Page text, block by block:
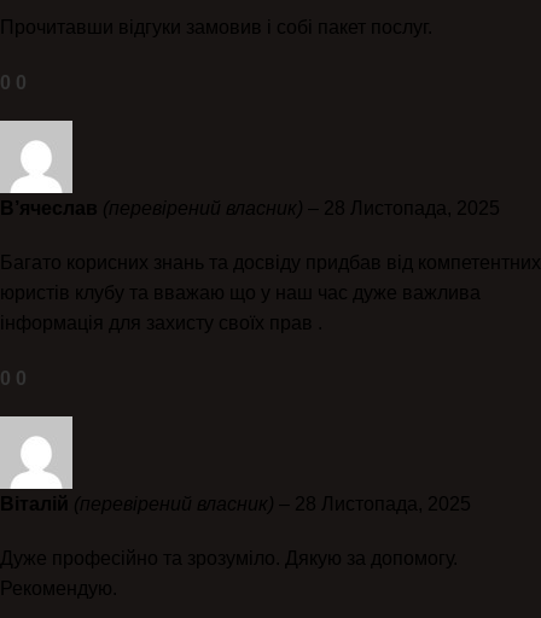
Прочитавши відгуки замовив і собі пакет послуг.
0 0
В’ячеслав (перевірений власник) – 28 Листопада, 2025
Багато корисних знань та досвіду придбав від компетентних
юристів клубу та вважаю що у наш час дуже важлива
інформація для захисту своїх прав .
0 0
Віталій (перевірений власник) – 28 Листопада, 2025
Дуже професійно та зрозуміло. Дякую за допомогу.
Рекомендую.